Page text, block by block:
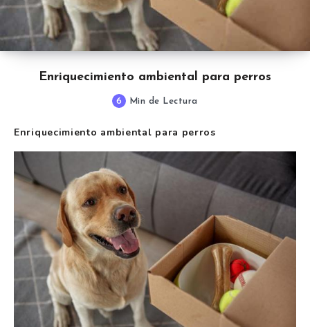
Enriquecimiento ambiental para perros
6 Min de Lectura
Enriquecimiento ambiental para perros